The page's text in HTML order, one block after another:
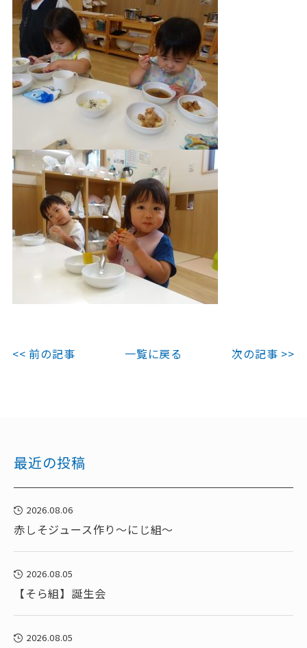
<< 前の記事 一覧に戻る 次の記事 >>
最近の投稿
2026.08.06
赤しそジュース作り～にじ組～
2026.08.05
【そら組】誕生会
2026.08.05